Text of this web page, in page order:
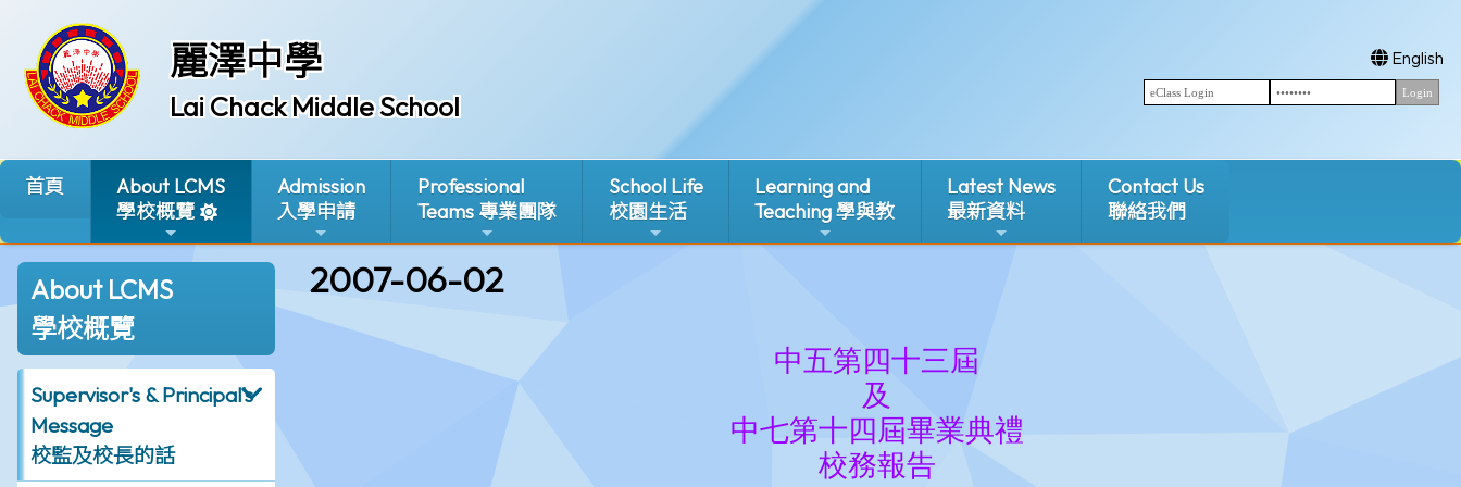
麗澤中學
Lai Chack Middle School
English
首頁
About LCMS
學校概覽
Admission
入學申請
Professional
Teams 專業團隊
School Life
校園生活
Learning and
Teaching 學與教
Latest News
最新資料
Contact Us
聯絡我們
About LCMS
學校概覽
Supervisor's & Principal's
Message
校監及校長的話
2007-06-02